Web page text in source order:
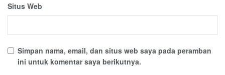
Situs Web
Simpan nama, email, dan situs web saya pada peramban
ini untuk komentar saya berikutnya.